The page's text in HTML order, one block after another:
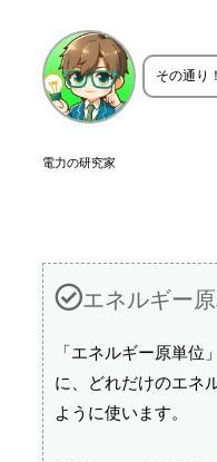
電力の研究家
その通り
エネルギー原
「エネルギー原単
に、どれだけのエネ
ように使います。